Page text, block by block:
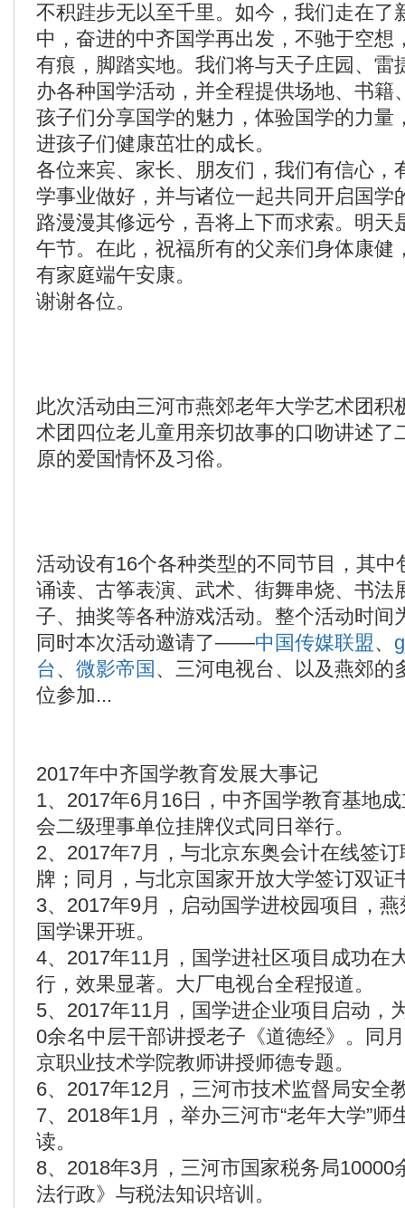
不积跬步无以至千里。如今，我们走在了
中，奋进的中齐国学再出发，不驰于空想
有痕，脚踏实地。我们将与天子庄园、雷
办各种国学活动，并全程提供场地、书籍
孩子们分享国学的魅力，体验国学的力量
进孩子们健康茁壮的成长。
各位来宾、家长、朋友们，我们有信心，
学事业做好，并与诸位一起共同开启国学
路漫漫其修远兮，吾将上下而求索。明天
午节。在此，祝福所有的父亲们身体康健
有家庭端午安康。
谢谢各位。
此次活动由三河市燕郊老年大学艺术团积
术团四位老儿童用亲切故事的口吻讲述了
原的爱国情怀及习俗。
活动设有16个各种类型的不同节目，其中
诵读、古筝表演、武术、街舞串烧、书法
子、抽奖等各种游戏活动。整个活动时间
同时本次活动邀请了——中国传媒联盟、
台、 微影帝国 、三河电视台、以及燕郊的
位参加...
2017年中齐国学教育发展大事记
1、2017年6月16日，中齐国学教育基地
会二级理事单位挂牌仪式同日举行。
2、2017年7月，与北京东奥会计在线签
牌；同月，与北京国家开放大学签订双证
3、2017年9月，启动国学进校园项目，
国学课开班。
4、2017年11月，国学进社区项目成功在
行，效果显著。大厂电视台全程报道。
5、2017年11月，国学进企业项目启动，
0余名中层干部讲授老子《道德经》。同
京职业技术学院教师讲授师德专题。
6、2017年12月，三河市技术监督局安全
7、2018年1月，举办三河市“老年大学”师
读。
8、2018年3月，三河市国家税务局10000
法行政》与税法知识培训。